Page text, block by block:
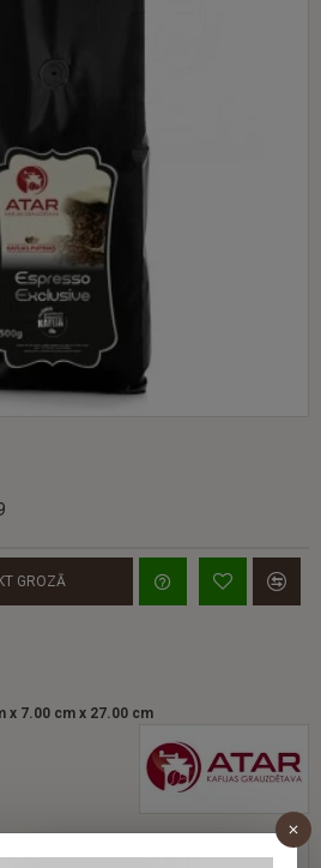
x 7.00 cm x 27.00 cm
GROZĀ
PRECES ĪPAŠĪBAS